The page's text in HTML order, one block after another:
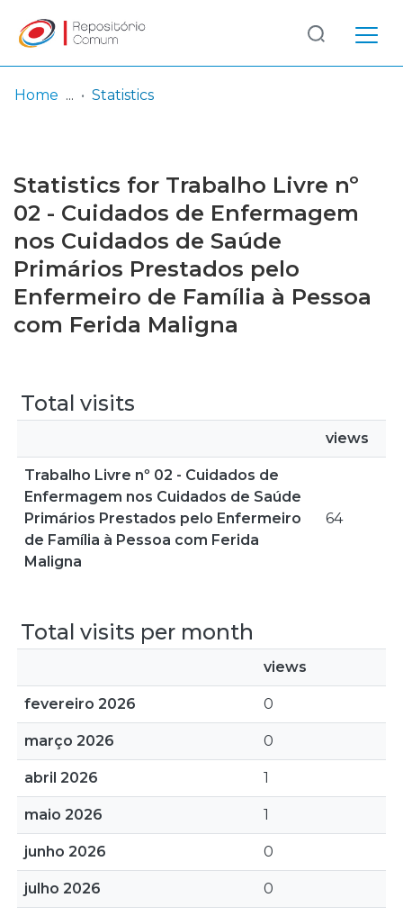
Browse repository
Entities
Log
In
(current)
Home Statistics
Statistics for Trabalho Livre nº
02 - Cuidados de Enfermagem
nos Cuidados de Saúde
Primários Prestados pelo
Enfermeiro de Família à Pessoa
com Ferida Maligna
Total visits
views
Trabalho Livre nº 02 - Cuidados de
Enfermagem nos Cuidados de Saúde
Primários Prestados pelo Enfermeiro
de Família à Pessoa com Ferida
Maligna
64
Total visits per month
views
fevereiro 2026 0
março 2026 0
abril 2026 1
maio 2026 1
junho 2026 0
julho 2026 0